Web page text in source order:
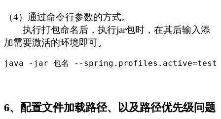
（4）通过命令行参数的方式。
执行打包命名后，执行jar包时，在其后输入添
加需要激活的环境即可。
java -jar 包名 --spring.profiles.active=test
6、配置文件加载路径、以及路径优先级问题